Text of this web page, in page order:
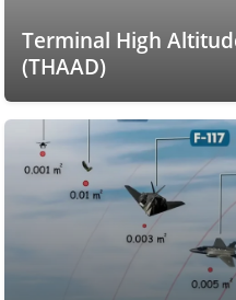
Terminal High
(THAAD)